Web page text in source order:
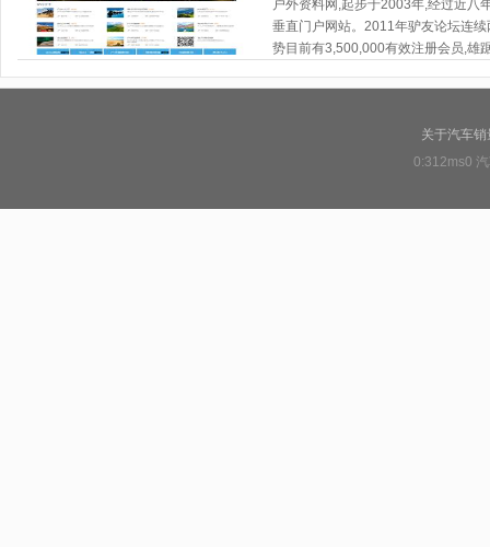
户外资料网,起步于2003年,经过近八
垂直门户网站。2011年驴友论坛连
势目前有3,500,000有效注册会员,雄
关于汽车
0:312ms0